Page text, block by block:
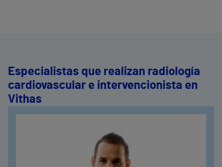
Especialistas que realizan radiología
cardiovascular e intervencionista en
Vithas